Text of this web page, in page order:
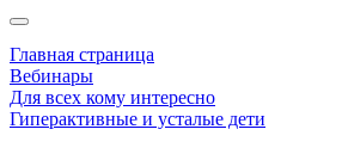
Главная страница
Вебинары
Для всех кому интересно
Гиперактивные и усталые дети